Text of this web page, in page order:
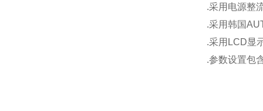
.采用电源整
.采用韩国
.采用LCD显
.参数设置包